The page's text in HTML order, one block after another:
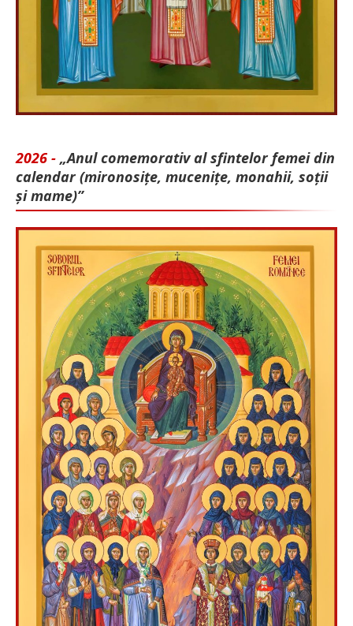
2026 - „Anul comemorativ al sfintelor femei din
calendar (mironosițe, mu­cenițe, monahii, soții
și mame)”